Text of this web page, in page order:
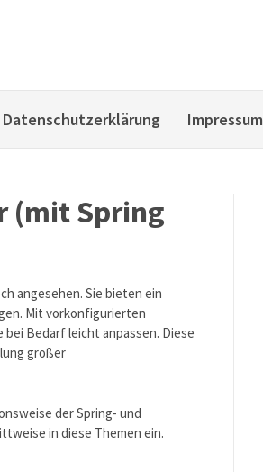
Datenschutzerklärung Impressum
(mit Spring
angesehen. Sie bieten ein
Mit vorkonfigurierten
Bedarf leicht anpassen. Diese
großer
der Spring- und
in diese Themen ein.